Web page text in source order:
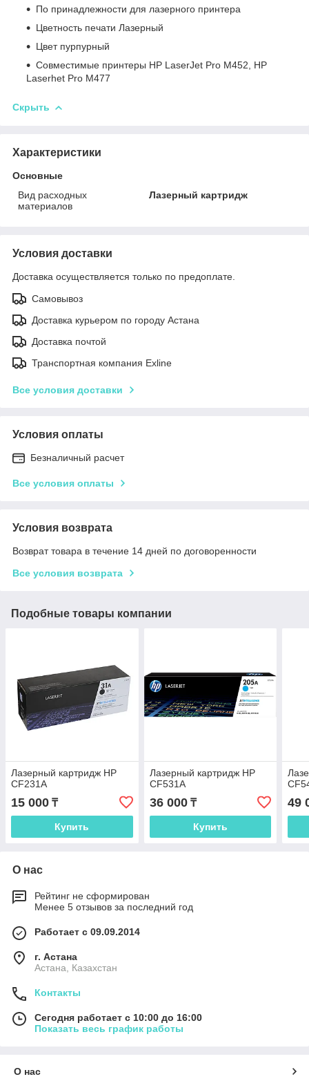
По принадлежности для лазерного принтера
Цветность печати Лазерный
Цвет пурпурный
Совместимые принтеры HP LaserJet Pro M452, HP
Laserhet Pro M477
Скрыть
Характеристики
Основные
Вид расходных
материалов
Лазерный картридж
Условия доставки
Доставка осуществляется только по предоплате.
Самовывоз
Доставка курьером по городу Астана
Доставка почтой
Транспортная компания Exline
Все условия доставки
Условия оплаты
Безналичный расчет
Все условия оплаты
Условия возврата
Возврат товара в течение 14 дней по договоренности
Все условия возврата
Подобные товары компании
Лазерный картридж HP
CF231A
15 000 ₸
Купить
Лазерный картридж HP
CF531A
36 000₸
Купить
49
О нас
Рейтинг не сформирован
Менее 5 отзывов за последний год
Работает с 09.09.2014
г. Астана
Астана, Казахстан
Контакты
Сегодня работает с 10:00 до 16:00
Показать весь график работы
О нас